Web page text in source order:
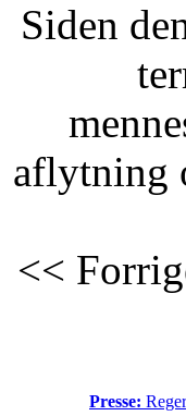
Siden
aflytning
<<
Presse: